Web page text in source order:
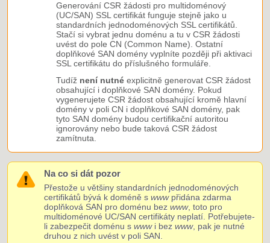
Generování CSR žádosti pro multidoménový
(UC/SAN) SSL certifikát funguje stejně jako u
standardních jednodoménových SSL certifikátů.
Stačí si vybrat jednu doménu a tu v CSR žádosti
uvést do pole CN (Common Name). Ostatní
doplňkové SAN domény vyplníte později při aktivaci
SSL certifikátu do příslušného formuláře.
Tudíž není nutné explicitně generovat CSR žádost
obsahující i doplňkové SAN domény. Pokud
vygenerujete CSR žádost obsahující kromě hlavní
domény v poli CN i doplňkové SAN domény, pak
tyto SAN domény budou certifikační autoritou
ignorovány nebo bude taková CSR žádost
zamítnuta.
Na co si dát pozor
Přestože u většiny standardních jednodoménových
certifikátů bývá k doméně swwwpřidána zdarma
doplňková SAN pro doménu bez www, toto pro
multidoménové UC/SAN certifikáty neplatí. Potřebujete-
li zabezpečit doménu swwwi bez www, pak je nutné
druhou z nich uvést v poli SAN.